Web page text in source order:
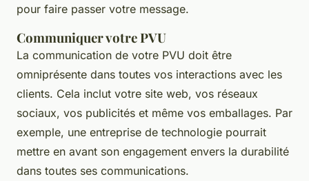
pour faire passer votre message.
Communiquer votre PVU
La communication de votre PVU doit être
omniprésente dans toutes vos interactions avec les
clients. Cela inclut votre site web, vos réseaux
sociaux, vos publicités et même vos emballages. Par
exemple, une entreprise de technologie pourrait
mettre en avant son engagement envers la durabilité
dans toutes ses communications.